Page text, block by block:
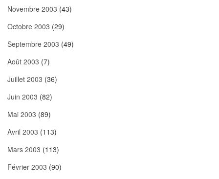
Novembre 2003 (43)
Octobre 2003 (29)
Septembre 2003 (49)
Août 2003 (7)
Juillet 2003 (36)
Juin 2003 (82)
Mai 2003 (89)
Avril 2003 (113)
Mars 2003 (113)
Février 2003 (90)